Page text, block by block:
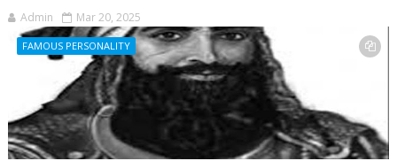
Admin Mar 20, 2025
FAMOUS PERSONALITY